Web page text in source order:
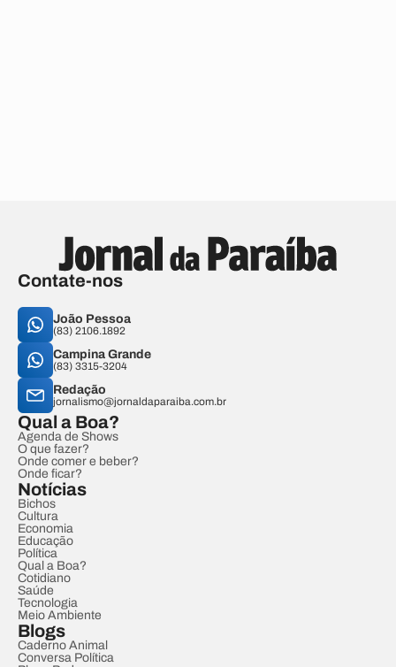
Contate-nos
João Pessoa
(83) 2106.1892
Campina Grande
(83) 3315-3204
Redação
jornalismo@jornaldaparaiba.com.br
Qual a Boa?
Agenda de Shows
O que fazer?
Onde comer e beber?
Onde ficar?
Notícias
Bichos
Cultura
Economia
Educação
Política
Qual a Boa?
Cotidiano
Saúde
Tecnologia
Meio Ambiente
Blogs
Caderno Animal
Conversa Política